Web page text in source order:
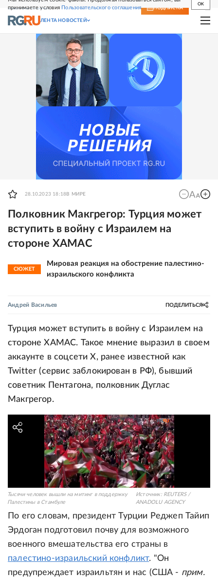
принимаете условия Пользовательского соглашения
OK
СВЕЖИЙ НОМЕР ПОДПИСКА
ЛЕНТА НОВОСТЕЙ
28.10.2023 18:18 В МИРЕ
Полковник Макгрегор: Турция может
вступить в войну с Израилем на
стороне ХАМАС
СЮЖЕТ
Мировая реакция на обострение палестино-
израильского конфликта
Андрей Васильев ПОДЕЛИТЬСЯ
Турция может вступить в войну с Израилем на
стороне ХАМАС. Такое мнение выразил в своем
аккаунте в соцсети Х, ранее известной как
Twitter (сервис заблокирован в РФ), бывший
советник Пентагона, полковник Дуглас
Макгрегор.
Тысячи человек вышли на митинг в поддержку
Палестины в Стамбуле
Источник: REUTERS /
ANADOLU AGENCY
По его словам, президент Турции Реджеп Тайип
Эрдоган подготовил почву для возможного
военного вмешательства его страны в
палестино-израильский конфликт. "Он
предупреждает израильтян и нас (США - прим.